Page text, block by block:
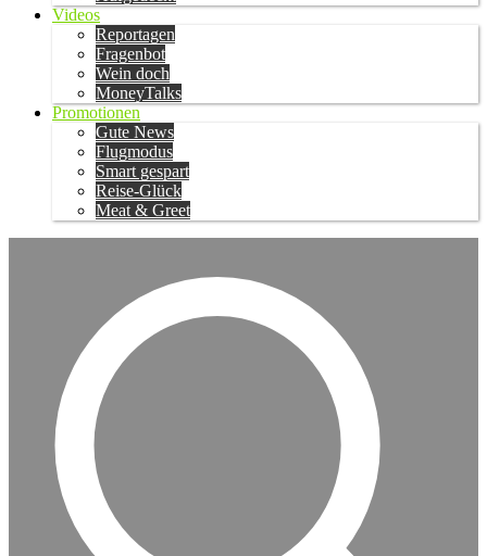
Videos
Reportagen
Fragenbot
Wein doch
MoneyTalks
Promotionen
Gute News
Flugmodus
Smart gespart
Reise-Glück
Meat & Greet